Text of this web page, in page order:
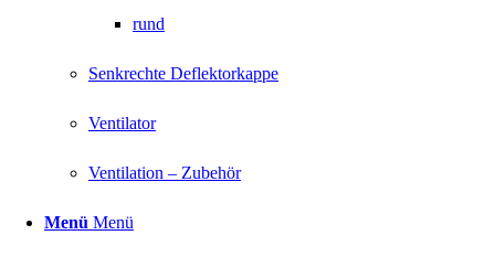
rund
Senkrechte Deflektorkappe
Ventilator
Ventilation – Zubehör
Menü Menü